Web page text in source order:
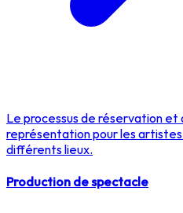
Le processus de réservation
représentation pour les
différents lieux.
Production de spectacle